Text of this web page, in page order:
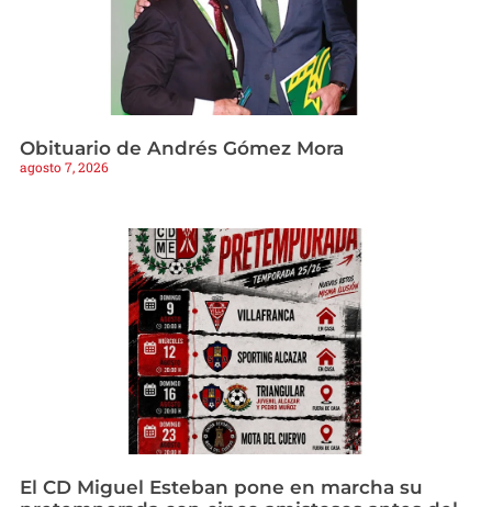
Obituario de Andrés Gómez Mora
agosto 7, 2026
El CD Miguel Esteban pone en marcha su